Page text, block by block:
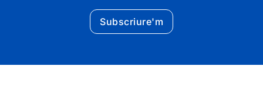
Subscriure'm